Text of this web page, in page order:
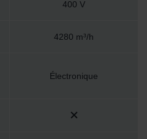
Privacyverklaringen
Datenschutz
400 V
4280 m³/h
Électronique